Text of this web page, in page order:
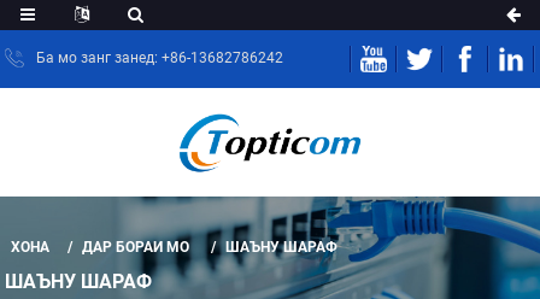
Ба мо занг занед: +86-13682786242
ХОНА ДАР БОРАИ МО ШАЪНУ ШАРАФ
ШАЪНУ ШАРАФ